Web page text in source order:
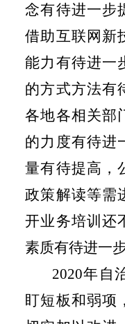
念有待进一步
借助互联网新
能力有待进一
的方式方法有
各地各相关部
的力度有待进
量有待提高，
政策解读等需
开业务培训还
素质有待进一
2020年自
盯短板和弱项